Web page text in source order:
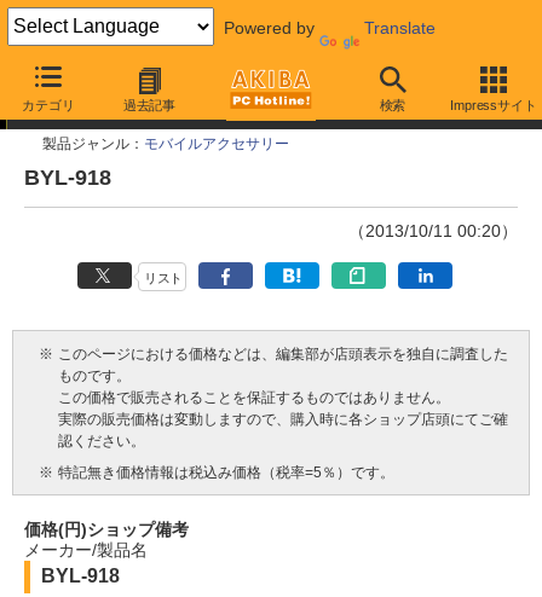
Powered by Translate
カテゴリ 過去記事 検索 Impressサイト
今週見つけた新製品
製品ジャンル： モバイルアクセサリー
BYL-918
（2013/10/11 00:20）
リスト
※ このページにおける価格などは、編集部が店頭表示を独自に調査した
ものです。
この価格で販売されることを保証するものではありません。
実際の販売価格は変動しますので、購入時に各ショップ店頭にてご確
認ください。
※ 特記無き価格情報は税込み価格（税率=5％）です。
価格(円)ショップ備考
メーカー/製品名
BYL-918